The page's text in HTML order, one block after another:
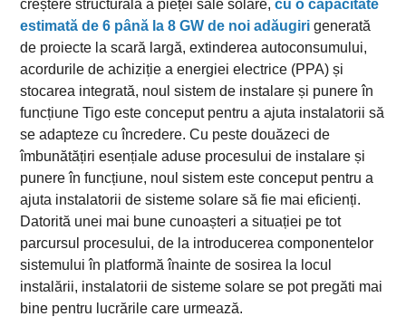
creștere structurală a pieței sale solare,cu o capacitate
estimată de 6 până la 8 GW de noi adăugiri generată
de proiecte la scară largă, extinderea autoconsumului,
acordurile de achiziție a energiei electrice (PPA) și
stocarea integrată, noul sistem de instalare și punere în
funcțiune Tigo este conceput pentru a ajuta instalatorii să
se adapteze cu încredere. Cu peste douăzeci de
îmbunătățiri esențiale aduse procesului de instalare și
punere în funcțiune, noul sistem este conceput pentru a
ajuta instalatorii de sisteme solare să fie mai eficienți.
Datorită unei mai bune cunoașteri a situației pe tot
parcursul procesului, de la introducerea componentelor
sistemului în platformă înainte de sosirea la locul
instalării, instalatorii de sisteme solare se pot pregăti mai
bine pentru lucrările care urmează.